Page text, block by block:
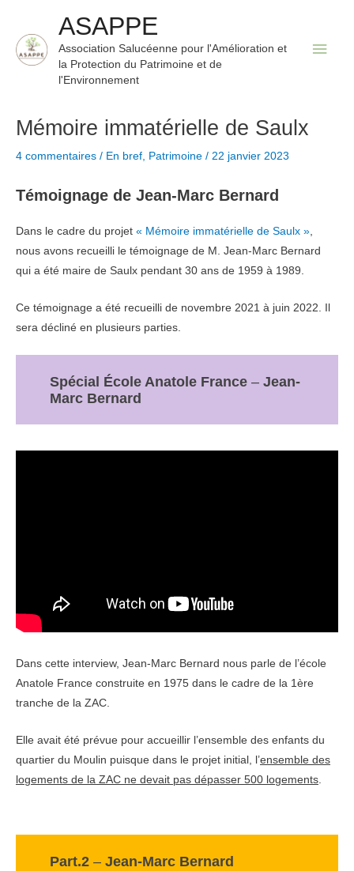
contenu
ASAPPE
Association Salucéenne pour l'Amélioration et
la Protection du Patrimoine et de
l'Environnement
Mémoire immatérielle de Saulx
4 commentaires / En bref Patrimoine / 22 janvier 2023
Témoignage de Jean-Marc Bernard
Dans le cadre du projet « Mémoire immatérielle de Saulx »,
nous avons recueilli le témoignage de M. Jean-Marc Bernard
qui a été maire de Saulx pendant 30 ans de 1959 à 1989.
Ce témoignage a été recueilli de novembre 2021 à juin 2022. Il
sera décliné en plusieurs parties.
Spécial École Anatole France –Jean-
Marc Bernard
Dans cette interview, Jean-Marc Bernard nous parle de l’école
Anatole France construite en 1975 dans le cadre de la 1ère
tranche de la ZAC.
Elle avait été prévue pour accueillir l’ensemble des enfants du
quartier du Moulin puisque dans le projet initial, l’ensemble des
logements de la ZAC ne devait pas dépasser 500 logements
Part.2 –Jean-Marc Bernard